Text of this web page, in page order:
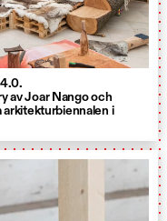
av Joar Nango och
arkitekturbiennalen i